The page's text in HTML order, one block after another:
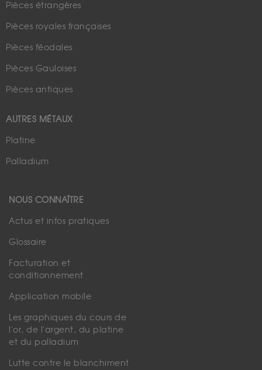
Pièces étrangères
Pièces royales françaises
Pièces féodales
Pièces Gauloises
Pièces antiques
AUTRES MÉTAUX
Platine
Palladium
NOUS CONNAÎTRE
Actus et infos pratiques
Glossaire
Facturation et
conditionnement
Application mobile
Les graphiques du cours de
l'or, de l'argent, du platine
et du palladium
Lutte contre le blanchiment